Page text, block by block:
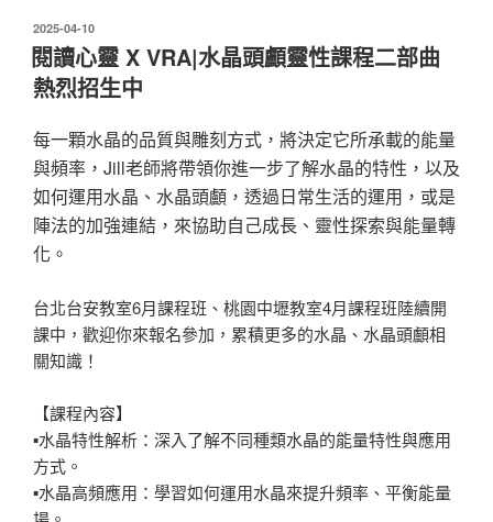
發
佈
於
2025-04-10
閱讀心靈 X VRA|水晶頭顱靈性課程二部曲
熱烈招生中
每一顆水晶的品質與雕刻方式，將決定它所承載的能量
與頻率，Jill老師將帶領你進一步了解水晶的特性，以及
如何運用水晶、水晶頭顱，透過日常生活的運用，或是
陣法的加強連結，來協助自己成長、靈性探索與能量轉
化。
台北台安教室6月課程班、桃園中壢教室4月課程班陸續開
課中，歡迎你來報名參加，累積更多的水晶、水晶頭顱相
關知識！
【課程內容】
▪︎水晶特性解析：深入了解不同種類水晶的能量特性與應用
方式。
▪︎水晶高頻應用：學習如何運用水晶來提升頻率、平衡能量